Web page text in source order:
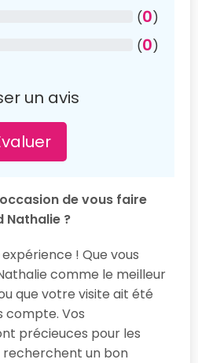
(0)
(0)
un avis
de vous faire
Nathalie ?
! Que vous
comme le meilleur
que votre visite ait été
compte. Vos
précieuces pour les
recherchent un bon